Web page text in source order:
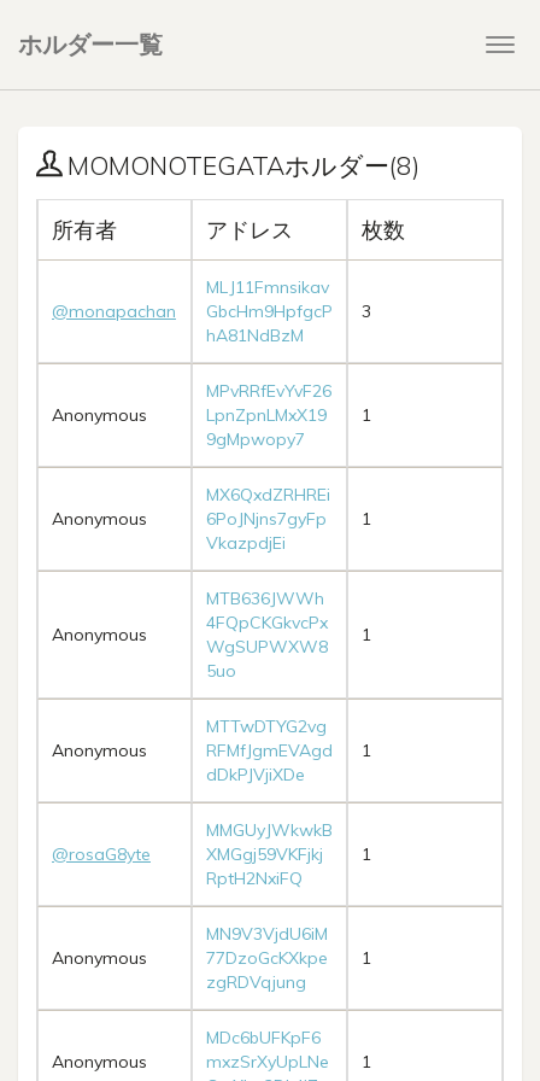
ホルダー一覧
MOMONOTEGATAホルダー(8)
所有者 アドレス 枚数
@monapachan
MLJ11Fmnsikav
GbcHm9HpfgcP
hA81NdBzM
3
Anonymous
MPvRRfEvYvF26
LpnZpnLMxX19
9gMpwopy7
1
Anonymous
MX6QxdZRHREi
6PoJNjns7gyFp
VkazpdjEi
1
Anonymous
MTB636JWWh
4FQpCKGkvcPx
WgSUPWXW8
5uo
1
Anonymous
MTTwDTYG2vg
RFMfJgmEVAgd
dDkPJVjiXDe
1
@rosaG8yte
MMGUyJWkwkB
XMGgj59VKFjkj
RptH2NxiFQ
1
Anonymous
MN9V3VjdU6iM
77DzoGcKXkpe
zgRDVqjung
1
Anonymous
MDc6bUFKpF6
mxzSrXyUpLNe
1